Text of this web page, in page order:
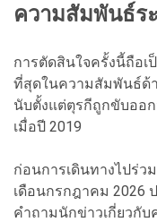
ความสัมพันธ์ร
การตัดสินใจครั้งนี้ถือ
ที่สุดในความสัมพันธ์ด้
นับตั้งแต่ตุรกีถูกขับออก
เมื่อปี 2019
ก่อนการเดินทางไปร่ว
เดือนกรกฎาคม 2026
คำถามนักข่าวเกี่ยวกั